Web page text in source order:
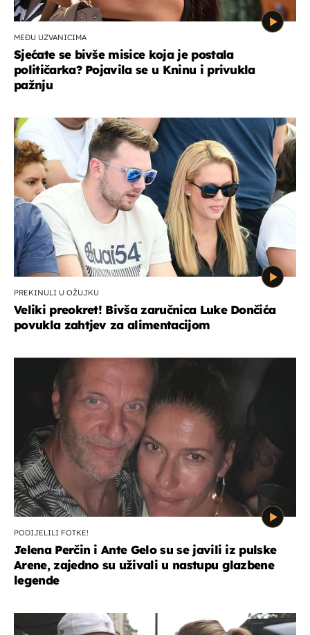
MEĐU UZVANICIMA
Sjećate se bivše misice koja je postala
političarka? Pojavila se u Kninu i privukla
pažnju
PREKINULI U OŽUJKU
Veliki preokret! Bivša zaručnica Luke Dončića
povukla zahtjev za alimentacijom
PODIJELILI FOTKE!
Jelena Perčin i Ante Gelo su se javili iz pulske
Arene, zajedno su uživali u nastupu glazbene
legende